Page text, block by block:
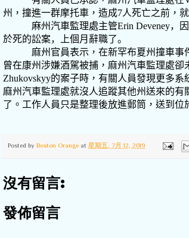
州，撞進一群摩托車，造成7人死亡之前，
麻州汽車監理處主管Erin Deveney，
於死的訟案，上個月辭職了。
麻州官員表示，在新罕布夏州撞車事
曾在康州涉嫌酒駕被捕，麻州汽車監理處卻
Zhukovskyy的案子時，有關人員發現更多系
麻州汽車監理處就沒人追蹤其他州送來的
了。工作人員只是整理後放進郵筒，送到位
Posted by Boston Orange at 星期五, 7月 12, 2019
沒有留言:
發佈留言